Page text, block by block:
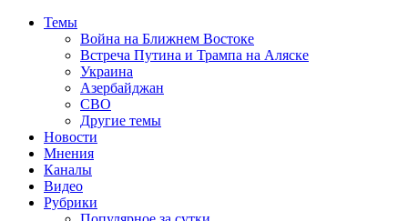
Темы
Война на Ближнем Востоке
Встреча Путина и Трампа на Аляске
Украина
Азербайджан
СВО
Другие темы
Новости
Мнения
Каналы
Видео
Рубрики